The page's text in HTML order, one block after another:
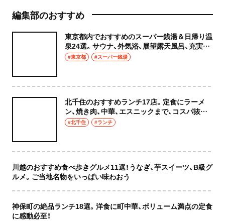
編集部のおすすめ
東京都内でおすすめのスーパー銭湯＆日帰り温
泉24選。サウナ、外気浴、展望露天風呂、充実の
癒やし空間へ
#東京都 #スーパー銭湯
北千住のおすすめランチ17店。定食にラーメ
ン、焼き肉、中華、エスニックまで、コスパ抜群
な店もおしゃれな店も網羅してご紹介！
#北千住 #ランチ
川越のおすすめ食べ歩きグルメ11選！うなぎ、芋スイーツ、B級グ
ルメ。ご当地名物をいっぱい味わおう
神保町の絶品ランチ18選。洋食に町中華、ボリューム満点の定食
に感動必至！